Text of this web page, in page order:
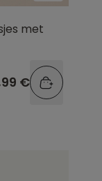
met
€